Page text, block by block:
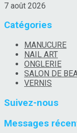
7 août 2026
Catégories
MANUCURE
NAIL ART
ONGLERIE
SALON DE
VERNIS
Suivez-nous
Messages